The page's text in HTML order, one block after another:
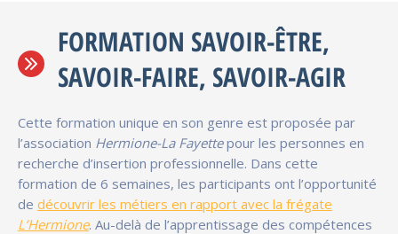
FORMATION SAVOIR-ÊTRE,
SAVOIR-FAIRE, SAVOIR-AGIR
Cette formation unique en son genre est proposée par
l’association Hermione-La Fayettepour les personnes en
recherche d’insertion professionnelle. Dans cette
formation de 6 semaines, les participants ont l’opportunité
de découvrir les métiers en rapport avec la frégate
L’Hermione. Au-delà de l’apprentissage des compétences